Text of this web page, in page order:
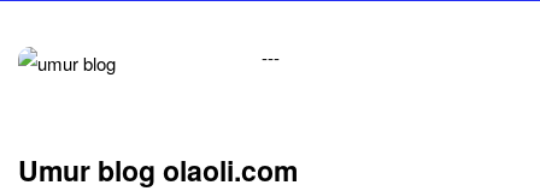
---
Umur blog olaoli.com